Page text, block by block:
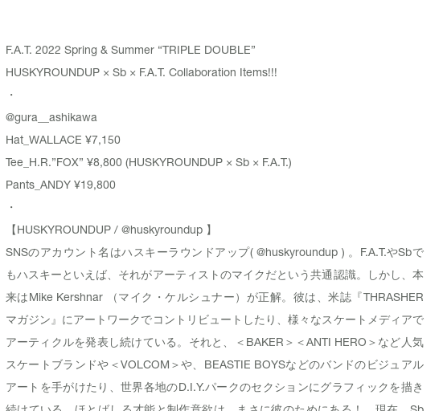
F.A.T. 2022 Spring & Summer “TRIPLE DOUBLE”
HUSKYROUNDUP × Sb × F.A.T. Collaboration Items!!!
・
@gura__ashikawa
Hat_ WALLACE ¥7,150
Tee_ H.R.”FOX” ¥8,800 (HUSKYROUNDUP × Sb × F.A.T.)
Pants_ ANDY¥19,800
・
【HUSKYROUNDUP / @huskyroundup】
SNSのアカウント名はハスキーラウンドアップ(@huskyroundup ) 。F.A.T.やSbで
もハスキーといえば、それがアーティストのマイクだという共通認識。しかし、本
来はMike Kershnar （マイク・ケルシュナー）が正解。彼は、米誌『THRASHER
マガジン』にアートワークでコントリビュートしたり、様々なスケートメディアで
アーティクルを発表し続けている。それと、＜BAKER＞＜ANTI HERO＞など人気
スケートブランドや＜VOLCOM＞や、BEASTIE BOYSなどのバンドのビジュアル
アートを手がけたり、世界各地のD.I.Y.パークのセクションにグラフィックを描き